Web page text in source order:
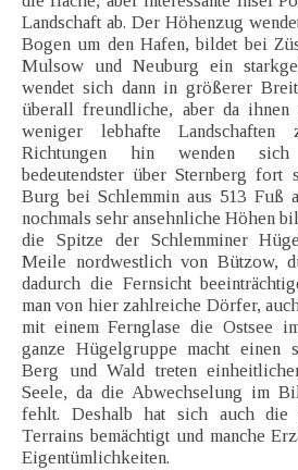
Landschaft ab. Der Höhenzug
Bogen um den Hafen, bildet bei
Mulsow und Neuburg ein
wendet sich dann in größerer
überall freundliche, aber da ihnen
weniger lebhafte Landschaften
Richtungen hin wenden sich
bedeutendster über Sternberg
Burg bei Schlemmin aus 513 Fuß
nochmals sehr ansehnliche Höhen
die Spitze der Schlemminer
Meile nordwestlich von Bützow,
dadurch die Fernsicht
man von hier zahlreiche Dörfer,
mit einem Fernglase die Ostsee
ganze Hügelgruppe macht einen
Berg und Wald treten
Seele, da die Abwechselung im
fehlt. Deshalb hat sich auch die
Terrains bemächtigt und manche
Eigentümlichkeiten.